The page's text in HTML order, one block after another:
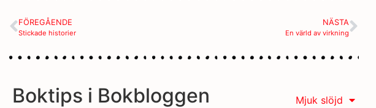
FÖREGÅENDE
Stickade historier
NÄSTA
En värld av virkning
Boktips i Bokbloggen Mjuk slöjd